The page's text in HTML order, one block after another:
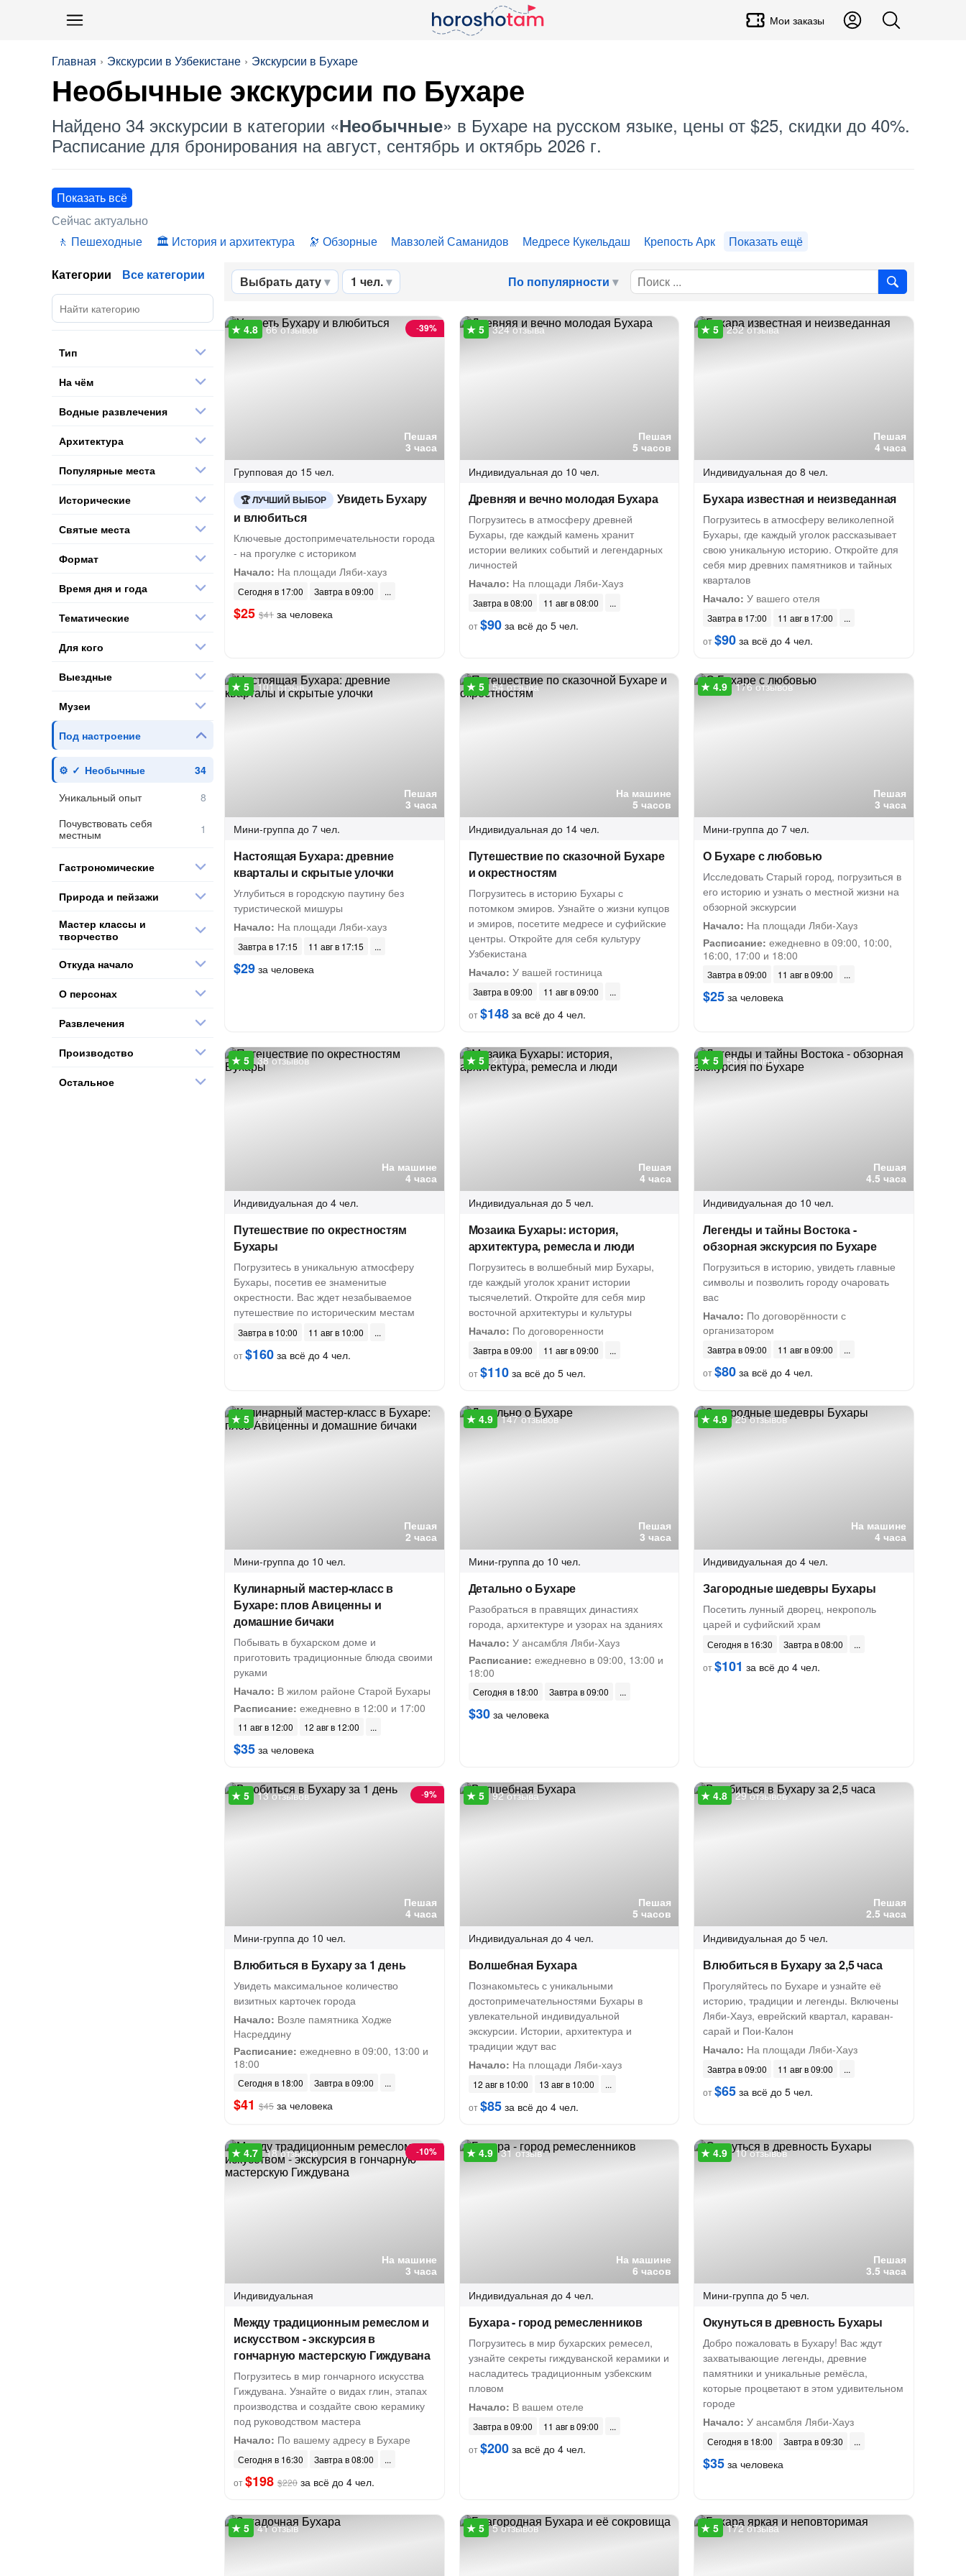
Мои заказы
Главная Экскурсии в Узбекистане Экскурсии в Бухаре
Необычные экскурсии по Бухаре
Найдено 34 экскурсии в категории «Необычные» в Бухаре на русском языке, цены от $25, скидки до 40%.
Расписание для бронирования на август, сентябрь и октябрь 2026 г.
Показать всё
Сейчас актуально
Пешеходные
История и архитектура Обзорные Мавзолей Саманидов Медресе Кукельдаш Крепость Арк Показать ещё
Выбрать дату 1 чел. По популярности
Пешая
3 часа
-39%
66 отзывов
Групповая до 15 чел.
ЛУЧШИЙ ВЫБОР
Увидеть Бухару
и влюбиться
Ключевые достопримечательности города
- на прогулке с историком
Начало: На площади Ляби-хауз
Сегодня в 17:00 Завтра в 09:00
$25 $41 за человека
Пешая
5 часов
324 отзыва
Индивидуальная до 10 чел.
Древняя и вечно молодая Бухара
Погрузитесь в атмосферу древней
Бухары, где каждый камень хранит
истории великих событий и легендарных
личностей
Начало: На площади Ляби-Хауз
Завтра в 08:00
11 авг в 08:00
от$90за всё до 5 чел.
Пешая
4 часа
252 отзыва
Индивидуальная до 8 чел.
Бухара известная и неизведанная
Погрузитесь в атмосферу великолепной
Бухары, где каждый уголок рассказывает
свою уникальную историю. Откройте для
себя мир древних памятников и тайных
кварталов
Начало: У вашего отеля
Завтра в 17:00
11 авг в 17:00
от$90 за всё до 4 чел.
Пешая
3 часа
101 отзыв
Мини-группа до 7 чел.
Настоящая Бухара: древние
кварталы и скрытые улочки
Углубиться в городскую паутину без
туристической мишуры
Начало: На площади Ляби-хауз
Завтра в 17:15 11 авг в 17:15
$29 за человека
На машине
5 часов
54 отзыва
Индивидуальная до 14 чел.
Путешествие по сказочной Бухаре
и окрестностям
Погрузитесь в историю Бухары с
потомком эмиров. Узнайте о жизни купцов
и эмиров, посетите медресе и суфийские
центры. Откройте для себя культуру
Узбекистана
Начало: У вашей гостиница
Завтра в 09:00
11 авг в 09:00
от$148за всё до 4 чел.
Пешая
3 часа
176 отзывов
Мини-группа до 7 чел.
О Бухаре с любовью
Исследовать Старый город, погрузиться в
его историю и узнать о местной жизни на
обзорной экскурсии
Начало: На площади Ляби-Хауз
Расписание: ежедневно в 09:00, 10:00,
16:00, 17:00 и 18:00
Завтра в 09:00 11 авг в 09:00
$25 за человека
На машине
4 часа
38 отзывов
Индивидуальная до 4 чел.
Путешествие по окрестностям
Бухары
Погрузитесь в уникальную атмосферу
Бухары, посетив ее знаменитые
окрестности. Вас ждет незабываемое
путешествие по историческим местам
Завтра в 10:00
11 авг в 10:00
от$160 за всё до 4 чел.
Пешая
4 часа
211 отзывов
Индивидуальная до 5 чел.
Мозаика Бухары: история,
архитектура, ремесла и люди
Погрузитесь в волшебный мир Бухары,
где каждый уголок хранит истории
тысячелетий. Откройте для себя мир
восточной архитектуры и культуры
Начало: По договоренности
Завтра в 09:00
11 авг в 09:00
от$110за всё до 5 чел.
Пешая
4.5 часа
58 отзывов
Индивидуальная до 10 чел.
Легенды и тайны Востока -
обзорная экскурсия по Бухаре
Погрузиться в историю, увидеть главные
символы и позволить городу очаровать
вас
Начало: По договорённости с
организатором
Завтра в 09:00
11 авг в 09:00
от$80 за всё до 4 чел.
Пешая
2 часа
23 отзыва
Мини-группа до 10 чел.
Кулинарный мастер-класс в
Бухаре: плов Авиценны и
домашние бичаки
Побывать в бухарском доме и
приготовить традиционные блюда своими
руками
Начало: В жилом районе Старой Бухары
Расписание: ежедневно в 12:00 и 17:00
11 авг в 12:00 12 авг в 12:00
$35 за человека
Пешая
3 часа
147 отзывов
Мини-группа до 10 чел.
Детально о Бухаре
Разобраться в правящих династиях
города, архитектуре и узорах на зданиях
Начало: У ансамбля Ляби-Хауз
Расписание: ежедневно в 09:00, 13:00 и
18:00
Сегодня в 18:00 Завтра в 09:00
$30за человека
На машине
4 часа
25 отзывов
Индивидуальная до 4 чел.
Загородные шедевры Бухары
Посетить лунный дворец, некрополь
царей и суфийский храм
Сегодня в 16:30
Завтра в 08:00
от$101 за всё до 4 чел.
Пешая
4 часа
-9%
13 отзывов
Мини-группа до 10 чел.
Влюбиться в Бухару за 1 день
Увидеть максимальное количество
визитных карточек города
Начало: Возле памятника Ходже
Насреддину
Расписание: ежедневно в 09:00, 13:00 и
18:00
Сегодня в 18:00 Завтра в 09:00
$41 $45 за человека
Пешая
5 часов
92 отзыва
Индивидуальная до 4 чел.
Волшебная Бухара
Познакомьтесь с уникальными
достопримечательностями Бухары в
увлекательной индивидуальной
экскурсии. Истории, архитектура и
традиции ждут вас
Начало: На площади Ляби-хауз
12 авг в 10:00
13 авг в 10:00
от$85за всё до 4 чел.
Пешая
2.5 часа
29 отзывов
Индивидуальная до 5 чел.
Влюбиться в Бухару за 2,5 часа
Прогуляйтесь по Бухаре и узнайте её
историю, традиции и легенды. Включены
Ляби-Хауз, еврейский квартал, караван-
сарай и Пои-Калон
Начало: На площади Ляби-Хауз
Завтра в 09:00
11 авг в 09:00
от$65 за всё до 5 чел.
На машине
3 часа
-10%
18 отзывов
Индивидуальная
Между традиционным ремеслом и
искусством - экскурсия в
гончарную мастерскую Гиждувана
Погрузитесь в мир гончарного искусства
Гиждувана. Узнайте о видах глин, этапах
производства и создайте свою керамику
под руководством мастера
Начало: По вашему адресу в Бухаре
Сегодня в 16:30
Завтра в 08:00
от$198 $220 за всё до 4 чел.
На машине
6 часов
31 отзыв
Индивидуальная до 4 чел.
Бухара - город ремесленников
Погрузитесь в мир бухарских ремесел,
узнайте секреты гиждуванской керамики и
насладитесь традиционным узбекским
пловом
Начало: В вашем отеле
Завтра в 09:00
11 авг в 09:00
от$200за всё до 4 чел.
Пешая
3.5 часа
10 отзывов
Мини-группа до 5 чел.
Окунуться в древность Бухары
Добро пожаловать в Бухару! Вас ждут
захватывающие легенды, древние
памятники и уникальные ремёсла,
которые процветают в этом удивительном
городе
Начало: У ансамбля Ляби-Хауз
Сегодня в 18:00 Завтра в 09:30
$35 за человека
41 отзыв 5 отзывов 172 отзыва
Категории Все категории
Тип
На чём
Водные развлечения
Архитектура
Популярные места
Исторические
Святые места
Формат
Время дня и года
Тематические
Для кого
Выездные
Музеи
Под настроение
Необычные
Уникальный опыт
Почувствовать себя
местным
Гастрономические
Природа и пейзажи
Мастер классы и
творчество
Откуда начало
О персонах
Развлечения
Производство
Остальное